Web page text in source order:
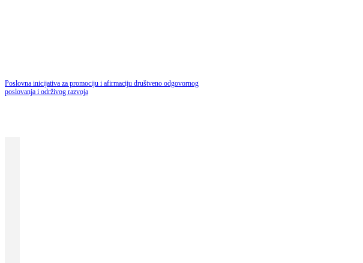
Poslovna inicijativa za promociju i afirmaciju društveno odgovornog
poslovanja i održivog razvoja